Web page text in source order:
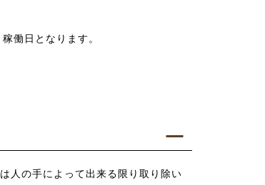
働日となります。
人の手によって出来る限り取り除い